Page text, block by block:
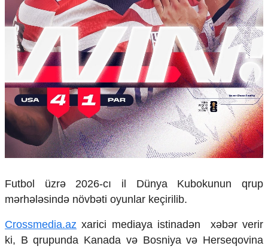
Araşdırma
Multimedia
Foto
Video
İnfoqrafika
Podcast
Humanitar
Elm və təhsil
Mədəniyyət
Diaspor
Mədəniyyətimizin Zəfəri
Zəfər Diasporu
Ailə və uşaq
Turizm
Futbol üzrə 2026-cı il Dünya Kubokunun qrup
mərhələsində növbəti oyunlar keçirilib.
Crossmedia.az xarici mediaya istinadən xəbər verir
ki, B qrupunda Kanada və Bosniya və Herseqovina